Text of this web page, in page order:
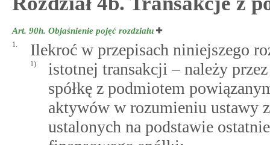
Art. 90h. Objaśnienie pojęć rozdziału
1. Ilekroć w przepisach niniejszego
1)
istotnej transakcji – należy
spółkę z podmiotem
aktywów w rozumieniu ustawy
ustalonych na podstawie